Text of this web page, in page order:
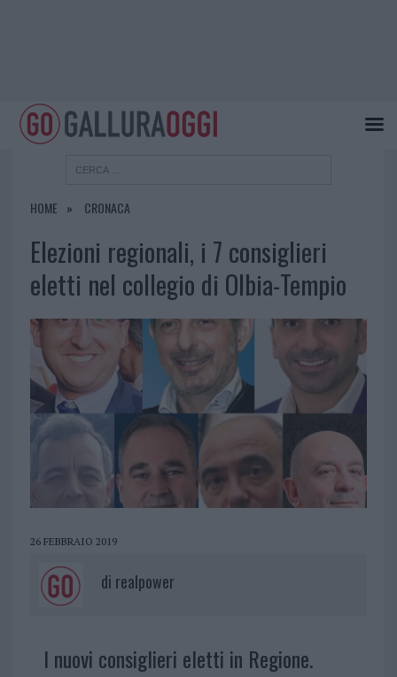
HOME CRONACA
Elezioni regionali, i 7 consiglieri
eletti nel collegio di Olbia-Tempio
26 FEBBRAIO 2019
di realpower
I nuovi consiglieri eletti in Regione.